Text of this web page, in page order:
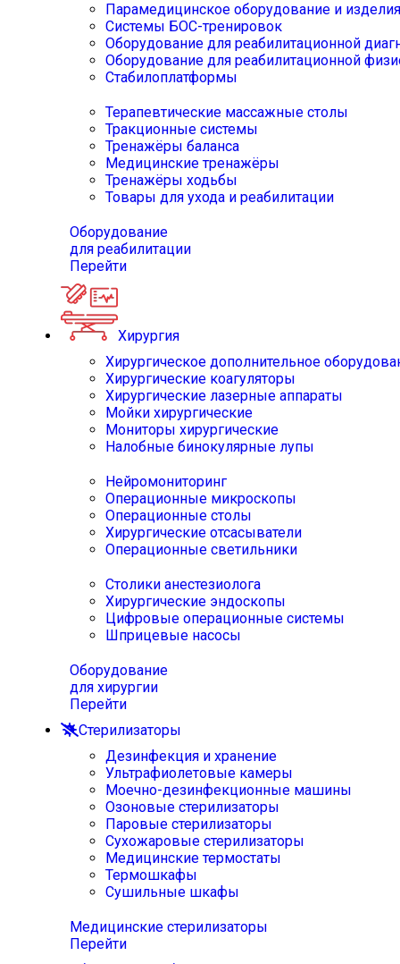
Парамедицинское оборудование и изделия
Системы БОС-тренировок
Оборудование для реабилитационной
Оборудование для реабилитационной
Стабилоплатформы
Терапевтические массажные столы
Тракционные системы
Тренажёры баланса
Медицинские тренажёры
Тренажёры ходьбы
Товары для ухода и реабилитации
Оборудование
для реабилитации
Перейти
Хирургия
Хирургическое дополнительное
Хирургические коагуляторы
Хирургические лазерные аппараты
Мойки хирургические
Мониторы хирургические
Налобные бинокулярные лупы
Нейромониторинг
Операционные микроскопы
Операционные столы
Хирургические отсасыватели
Операционные светильники
Столики анестезиолога
Хирургические эндоскопы
Цифровые операционные системы
Шприцевые насосы
Оборудование
для хирургии
Перейти
Стерилизаторы
Дезинфекция и хранение
Ультрафиолетовые камеры
Моечно-дезинфекционные машины
Озоновые стерилизаторы
Паровые стерилизаторы
Сухожаровые стерилизаторы
Медицинские термостаты
Термошкафы
Сушильные шкафы
Медицинские стерилизаторы
Перейти